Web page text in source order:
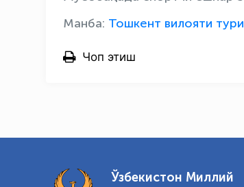
Манба: Тошкент вилояти
Чоп этиш
Ўзбекистон Миллий